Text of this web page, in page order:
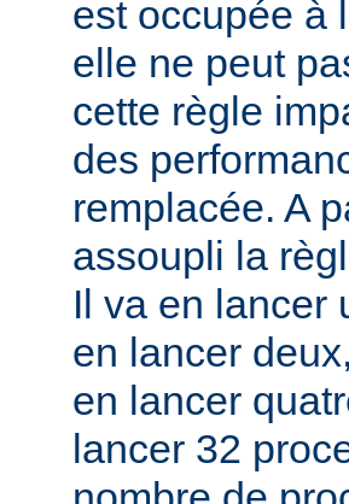
est occupée à
elle ne peut
cette règle
des
remplacée. A
assoupli la
Il va en lancer
en lancer
en lancer
lancer 32